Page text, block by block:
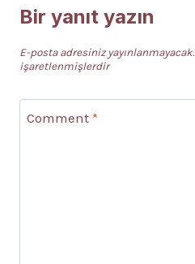
Bir yanıt yazın
E-posta adresiniz yayınlanmayacak.
işaretlenmişlerdir
Comment *